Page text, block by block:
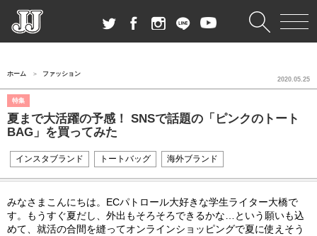
ホーム ファッション
特集
夏まで大活躍の予感！ SNSで話題の「ピンクのトート
BAG」を買ってみた
2020.05.25
インスタブランド トートバッグ 海外ブランド
みなさまこんにちは。ECパトロール大好きな学生ライター大橋で
す。もうすぐ夏だし、外出もそろそろできるかな…という願いも込
めて、就活の合間を縫ってオンラインショッピングで夏に使えそう